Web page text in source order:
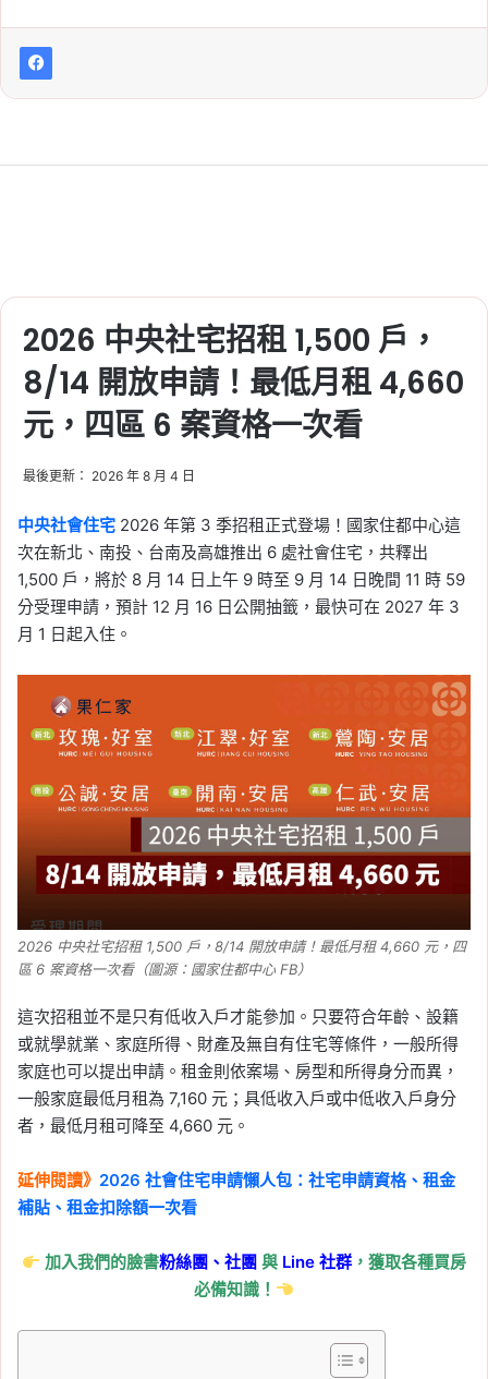
2026 中央社宅招租 1,500 戶，
8/14 開放申請！最低月租 4,660
元，四區 6 案資格一次看
最後更新： 2026 年 8 月 4 日
中央社會住宅 2026 年第 3 季招租正式登場！國家住都中心這
次在新北、南投、台南及高雄推出 6 處社會住宅，共釋出
1,500 戶，將於 8 月 14 日上午 9 時至 9 月 14 日晚間 11 時 59
分受理申請，預計 12 月 16 日公開抽籤，最快可在 2027 年 3
月 1 日起入住。
2026 中央社宅招租 1,500 戶，8/14 開放申請！最低月租 4,660 元，四
區 6 案資格一次看（圖源：國家住都中心 FB）
這次招租並不是只有低收入戶才能參加。只要符合年齡、設籍
或就學就業、家庭所得、財產及無自有住宅等條件，一般所得
家庭也可以提出申請。租金則依案場、房型和所得身分而異，
一般家庭最低月租為 7,160 元；具低收入戶或中低收入戶身分
者，最低月租可降至 4,660 元。
延伸閱讀》 2026 社會住宅申請懶人包：社宅申請資格、租金
補貼、租金扣除額一次看
加入我們的臉書粉絲團、社團與 Line社群 ，獲取各種買房
必備知識！